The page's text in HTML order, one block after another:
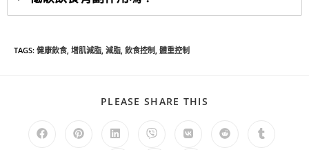
TAGS: 健康飲食, 增肌減脂, 減脂, 飲食控制, 體重控制
PLEASE SHARE THIS